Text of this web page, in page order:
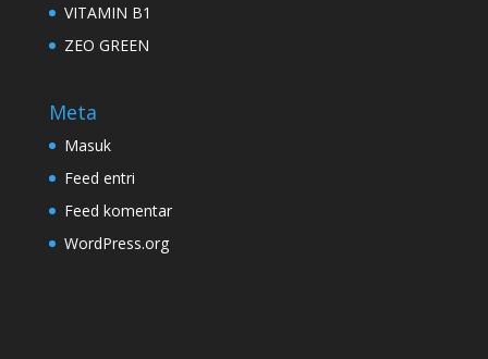
VITAMIN B1
ZEO GREEN
Meta
Masuk
Feed entri
Feed komentar
WordPress.org